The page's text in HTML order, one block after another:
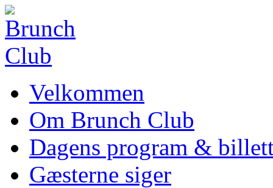
Velkommen
Om Brunch Club
Dagens program &
Gæsterne siger